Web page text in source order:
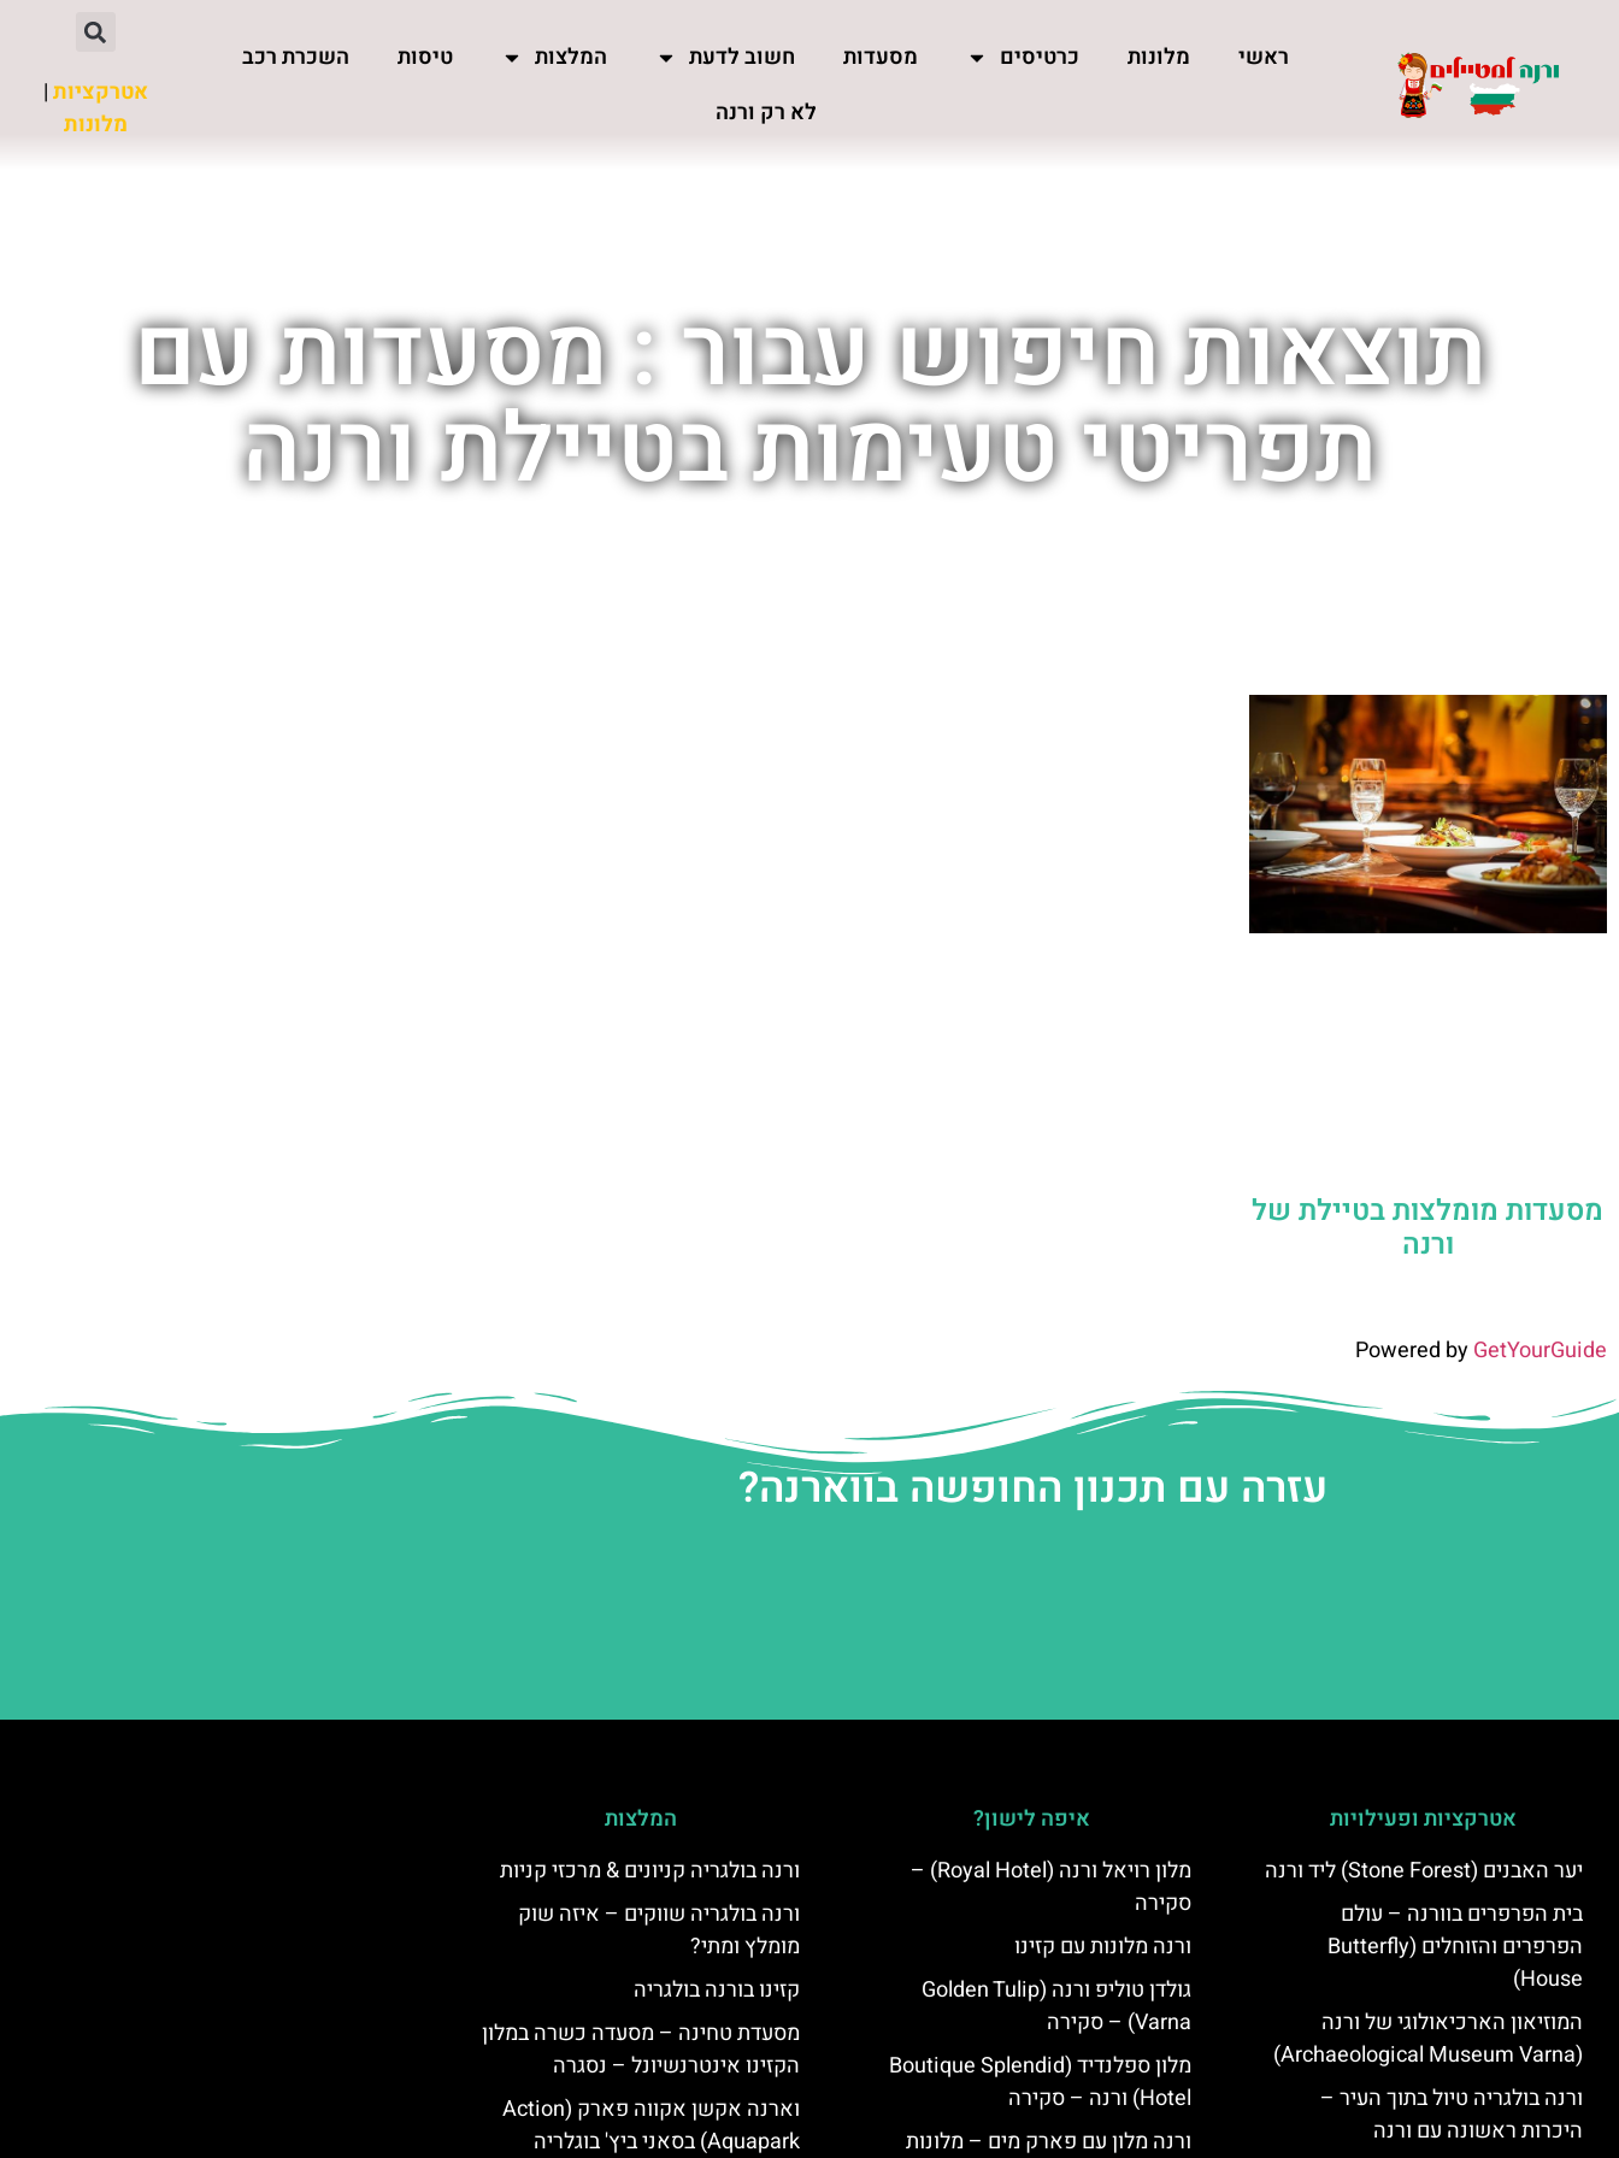
ראשי מלונות כרטיסים מסעדות חשוב לדעת המלצות טיסות
השכרת רכב
לא רק ורנה
אטרקציות|
מלונות
תוצאות חיפוש עבור : מסעדות עם
תפריטי טעימות בטיילת ורנה
מסעדות מומלצות בטיילת של
ורנה
Powered byGetYourGuide
עזרה עם תכנון החופשה בווארנה?
אטרקציות ופעילויות
יער האבנים (Stone Forest) ליד ורנה
בית הפרפרים בוורנה – עולם
הפרפרים והזוחלים (Butterfly
House)
המוזיאון הארכיאולוגי של ורנה
(Archaeological Museum Varna)
ורנה בולגריה טיול בתוך העיר –
היכרות ראשונה עם ורנה
איפה לישון?
מלון רויאל ורנה (Royal Hotel) –
סקירה
ורנה מלונות עם קזינו
גולדן טוליפ ורנה (Golden Tulip
Varna) – סקירה
מלון ספלנדיד (Boutique Splendid
Hotel) ורנה – סקירה
ורנה מלון עם פארק מים – מלונות
המלצות
ורנה בולגריה קניונים & מרכזי קניות
ורנה בולגריה שווקים – איזה שוק
מומלץ ומתי?
קזינו בורנה בולגריה
מסעדת טחינה – מסעדה כשרה במלון
הקזינו אינטרנשיונל – נסגרה
וארנה אקשן אקווה פארק (Action
Aquapark) בסאני ביץ' בוגלריה